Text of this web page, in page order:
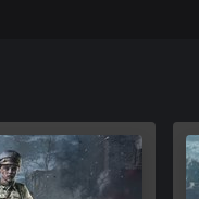
en motivación y en
de nuestros puntos
diferentes, pero
te cubra las espaldas no